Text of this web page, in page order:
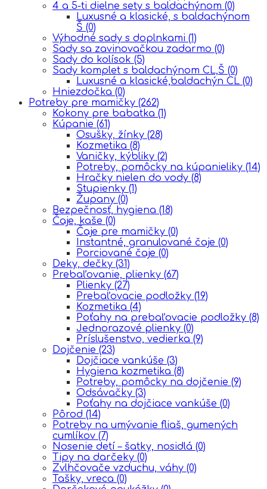
4 a 5-ti dielne sety s baldachýnom (0)
Luxusné a klasické, s baldachýnom
Š (0)
Výhodné sady s doplnkami (1)
Sady sa zavinovačkou zadarmo (0)
Sady do kolísok (5)
Sady komplet s baldachýnom CL,Š (0)
Luxusné a klasické,baldachýn CL (0)
Hniezdočka (0)
Potreby pre mamičky (262)
Kokony pre babatka (1)
Kúpanie (61)
Osušky, žínky (28)
Kozmetika (8)
Vaničky, kýbliky (2)
Potreby, pomôcky na kúpanieliky (14)
Hračky nielen do vody (8)
Stupienky (1)
Župany (0)
Bezpečnosť, hygiena (18)
Čaje, kaše (0)
Čaje pre mamičky (0)
Instantné, granulované čaje (0)
Porciované čaje (0)
Deky, dečky (31)
Prebaľovanie, plienky (67)
Plienky (27)
Prebaľovacie podložky (19)
Kozmetika (4)
Poťahy na prebaľovacie podložky (8)
Jednorazové plienky (0)
Príslušenstvo, vedierka (9)
Dojčenie (23)
Dojčiace vankúše (3)
Hygiena kozmetika (8)
Potreby, pomôcky na dojčenie (9)
Odsávačky (3)
Poťahy na dojčiace vankúše (0)
Pôrod (14)
Potreby na umývanie fliaš, gumených
cumlíkov (7)
Nosenie detí – šatky, nosidlá (0)
Tipy na darčeky (0)
Zvlhčovače vzduchu, váhy (0)
Tašky, vreca (0)